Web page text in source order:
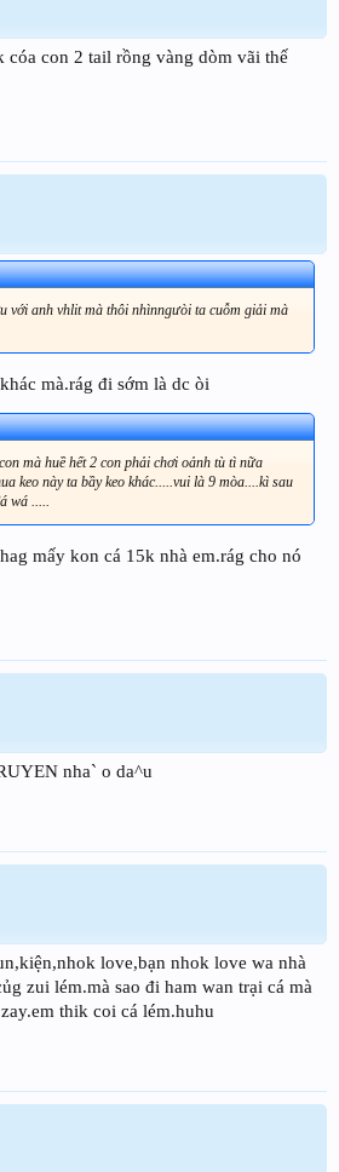
cóa con 2 tail rồng vàng dòm vãi thế
với anh vhlit mà thôi nhìnngưòi ta cuỗm giải mà
mà.rág đi sớm là dc òi
mà huề hết 2 con phải chơi oảnh tù tì nữa
keo này ta bầy keo khác.....vui là 9 mòa....kì sau
wá .....
mấy kon cá 15k nhà em.rág cho nó
nha` o da^u
love,bạn nhok love wa nhà
zui lém.mà sao đi ham wan trại cá mà
thik coi cá lém.huhu